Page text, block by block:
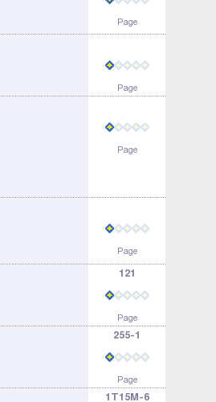
Page
Page
Page
Page
121
Page
255-1
Page
1T15M-6